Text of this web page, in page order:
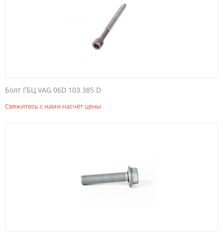
Болт ГБЦ VAG 06D 103 385 D
Свяжитесь с нами насчёт цены